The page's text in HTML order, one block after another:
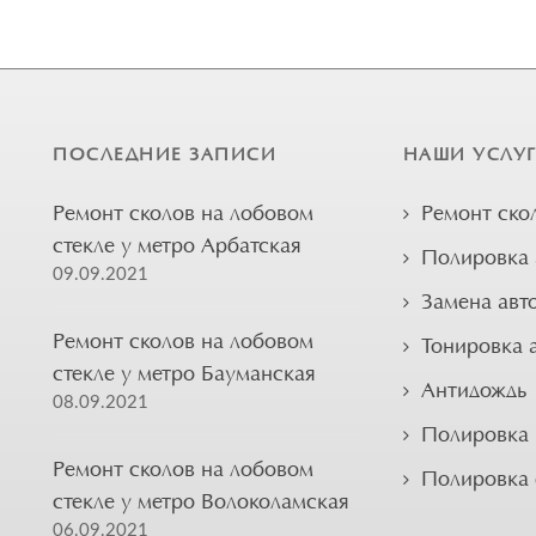
ПОСЛЕДНИЕ ЗАПИСИ
Ремонт сколов на лобовом
стекле у метро Арбатская
09.09.2021
Ремонт сколов на лобовом
стекле у метро Бауманская
08.09.2021
Ремонт сколов на лобовом
стекле у метро Волоколамская
06.09.2021
НАШИ
Ремонт
Полировка
Замена
Тонировка
Антидождь
Полировка